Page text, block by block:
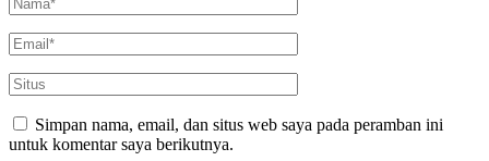
Simpan nama, email, dan situs web saya pada peramban ini
untuk komentar saya berikutnya.